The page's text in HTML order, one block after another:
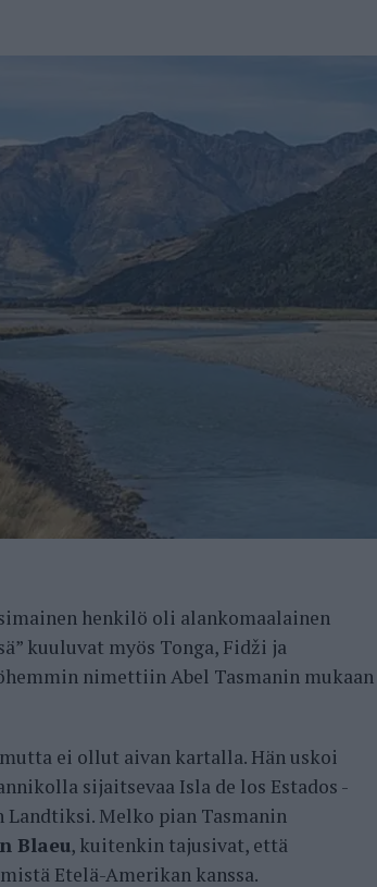
henkilö oli alankomaalainen
kuuluvat myös Tonga, Fidži ja
nimettiin Abel Tasmanin mukaan
ei ollut aivan kartalla. Hän uskoi
sijaitsevaa Isla de los Estados -
Melko pian Tasmanin
Blaeu, kuitenkin tajusivat, että
Etelä-Amerikan kanssa.